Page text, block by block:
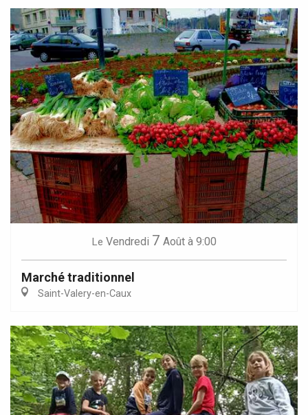
Le Vendredi 7 Août à 9:00
Marché traditionnel
Saint-Valery-en-Caux